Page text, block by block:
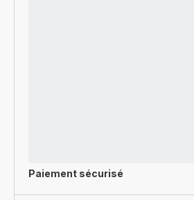
Paiement sécurisé